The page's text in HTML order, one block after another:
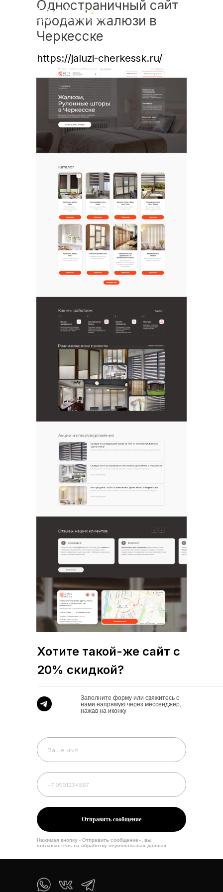
Бесплатный анализ
студия интернет маркетинга
СафДар.
Одностраничный сайт
продажи жалюзи в
Черкесске
Хотите такой-же сайт с
20% скидкой?
Заполните форму или свяжитесь с
нами напрямую через мессенджер,
нажав на иконку
Отправить сообщение
Нажимая кнопку «Отправить сообщение», вы
соглашаетесь на обработку персональных данных
https://jaluzi-cherkessk.ru/